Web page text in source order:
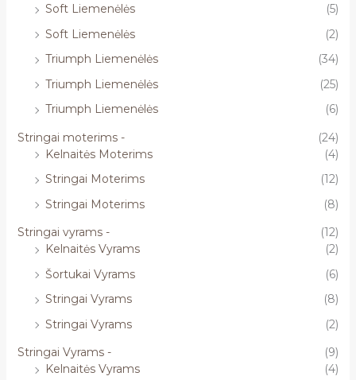
Soft Liemenėlės
(5)
Soft Liemenėlės
(2)
Triumph Liemenėlės
(34)
Triumph Liemenėlės
(25)
Triumph Liemenėlės
(6)
Stringai moterims -
(24)
Kelnaitės Moterims
(4)
Stringai Moterims
(12)
Stringai Moterims
(8)
Stringai vyrams -
(12)
Kelnaitės Vyrams
(2)
Šortukai Vyrams
(6)
Stringai Vyrams
(8)
Stringai Vyrams
(2)
Stringai Vyrams -
(9)
Kelnaitės Vyrams
(4)